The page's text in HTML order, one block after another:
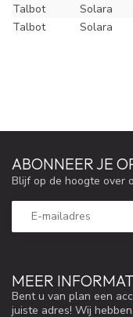
Talbot
Solara
Talbot
Solara
MEER
Bent u van plan een
juiste adres! Wij
ABONNEER JE
Blijf op de hoogte over